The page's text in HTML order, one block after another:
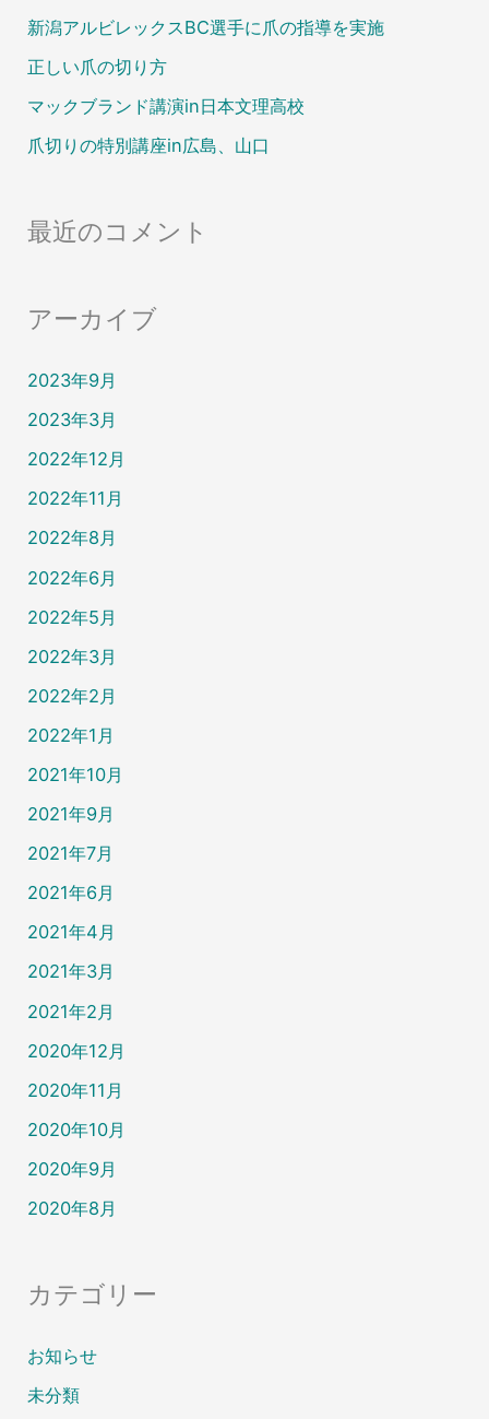
新潟アルビレックスBC選手に爪の指導を実施
正しい爪の切り方
マックブランド講演in日本文理高校
爪切りの特別講座in広島、山口
最近のコメント
アーカイブ
2023年9月
2023年3月
2022年12月
2022年11月
2022年8月
2022年6月
2022年5月
2022年3月
2022年2月
2022年1月
2021年10月
2021年9月
2021年7月
2021年6月
2021年4月
2021年3月
2021年2月
2020年12月
2020年11月
2020年10月
2020年9月
2020年8月
カテゴリー
お知らせ
未分類